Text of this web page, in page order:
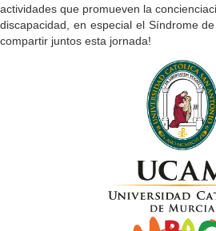
actividades que promueven la
discapacidad, en especial el Síndrome
compartir juntos esta jornada!